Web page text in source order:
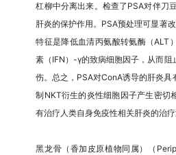
杠柳中分离出来。检查了PSA对伴刀
肝炎的保护作用。PSA预处理可显著
特征是降低血清丙氨酸转氨酶（ALT
素（IFN）-γ的致病细胞因子，从而阻
伤。总之，PSA对ConA诱导的肝炎具
制NKT衍生的炎性细胞因子产生密切
有治疗人类自身免疫性相关肝炎的治疗
黑龙骨（香加皮原植物同属）（